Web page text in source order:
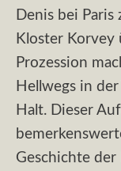
Denis bei
Kloster Korvey
Prozession
Hellwegs in
Halt. Dieser
Geschichte